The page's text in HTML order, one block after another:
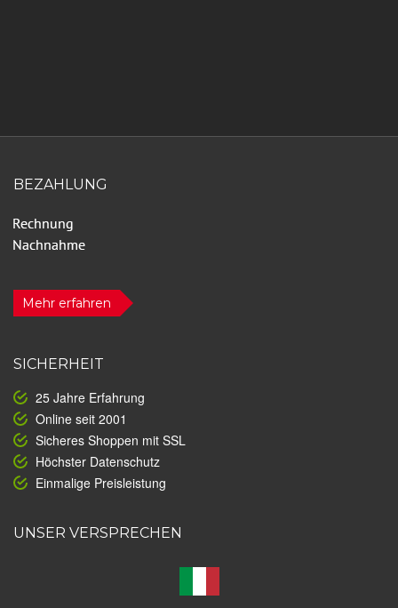
BEZAHLUNG
Mehr erfahren
SICHERHEIT
25 Jahre Erfahrung
Online seit 2001
Sicheres Shoppen mit SSL
Höchster Datenschutz
Einmalige Preisleistung
UNSER VERSPRECHEN